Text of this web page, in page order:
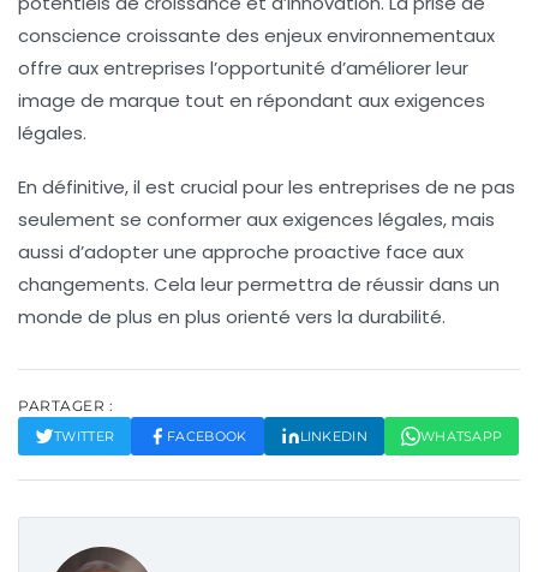
conscience croissante des enjeux environnementaux
offre aux entreprises l’opportunité d’améliorer leur
image de marque tout en répondant aux exigences
légales.
En définitive, il est crucial pour les entreprises de ne pas
seulement se conformer aux exigences légales, mais
aussi d’adopter une approche proactive face aux
changements. Cela leur permettra de réussir dans un
monde de plus en plus orienté vers la durabilité.
PARTAGER :
TWITTER FACEBOOK LINKEDIN WHATSAPP